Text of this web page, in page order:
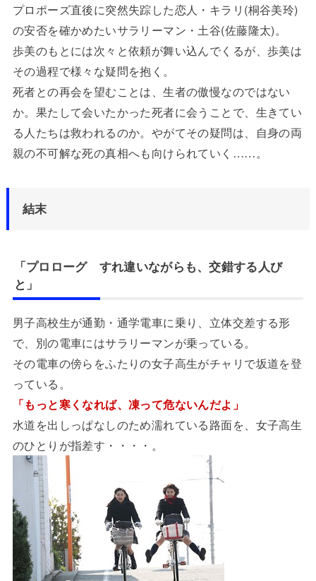
プロポーズ直後に突然失踪した恋人・キラリ(桐谷美玲)
の安否を確かめたいサラリーマン・土谷(佐藤隆太)。
歩美のもとには次々と依頼が舞い込んでくるが、歩美は
その過程で様々な疑問を抱く。
死者との再会を望むことは、生者の傲慢なのではない
か。果たして会いたかった死者に会うことで、生きてい
る人たちは救われるのか。やがてその疑問は、自身の両
親の不可解な死の真相へも向けられていく……。
結末
「プロローグ すれ違いながらも、交錯する人び
と」
男子高校生が通勤・通学電車に乗り、立体交差する形
で、別の電車にはサラリーマンが乗っている。
その電車の傍らをふたりの女子高生がチャリで坂道を登
っている。
「もっと寒くなれば、凍って危ないんだよ」
水道を出しっぱなしのため濡れている路面を、女子高生
のひとりが指差す・・・・。